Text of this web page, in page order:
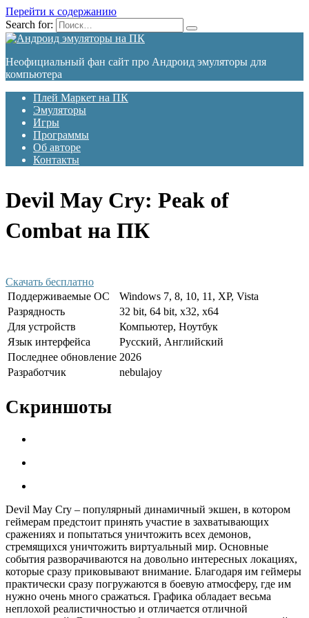
Перейти к содержанию
Search for:
Неофициальный фан сайт про Андроид эмуляторы для
компьютера
Плей Маркет на ПК
Эмуляторы
Игры
Программы
Об авторе
Контакты
Devil May Cry: Peak of
Combat на ПК
Скачать бесплатно
Поддерживаемые ОС
Windows 7, 8, 10, 11, XP, Vista
Разрядность
32 bit, 64 bit, x32, x64
Для устройств
Компьютер, Ноутбук
Язык интерфейса
Русский, Английский
Последнее обновление 2026
Разработчик
nebulajoy
Скриншоты
Devil May Cry – популярный динамичный экшен, в котором
геймерам предстоит принять участие в захватывающих
сражениях и попытаться уничтожить всех демонов,
стремящихся уничтожить виртуальный мир. Основные
события разворачиваются на довольно интересных локациях,
которые сразу приковывают внимание. Благодаря им геймеры
практически сразу погружаются в боевую атмосферу, где им
нужно очень много сражаться. Графика обладает весьма
неплохой реалистичностью и отличается отличной